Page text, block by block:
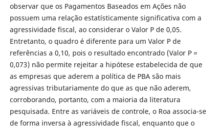
observar que os Pagamentos Baseados em Ações não
possuem uma relação estatísticamente significativa com a
agressividade fiscal, ao considerar o Valor P de 0,05.
Entretanto, o quadro é diferente para um Valor P de
referências a 0,10, pois o resultado encontrado (Valor P =
0,073) não permite rejeitar a hipótese estabelecida de que
as empresas que aderem a política de PBA são mais
agressivas tributariamente do que as que não aderem,
corroborando, portanto, com a maioria da literatura
pesquisada. Entre as variáveis de controle, o Roa associa-se
de forma inversa à agressividade fiscal, enquanto que o